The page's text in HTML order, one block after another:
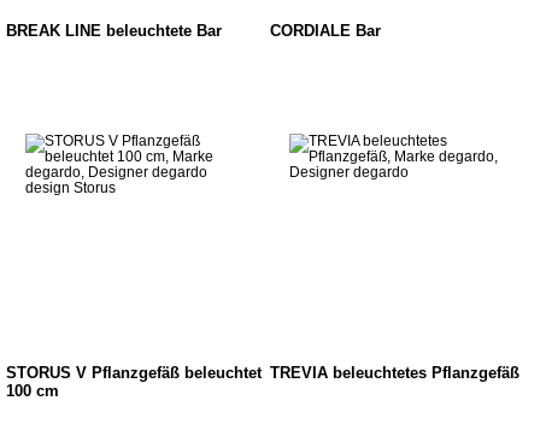
BREAK LINE beleuchtete Bar CORDIALE Bar
STORUS V Pflanzgefäß beleuchtet
100 cm
TREVIA beleuchtetes Pflanzgefäß